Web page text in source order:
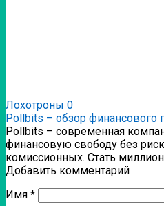
Лохотроны 0
Pollbits – обзор финансового
Pollbits – современная
финансовую свободу без
комиссионных. Стать
Добавить комментарий
Имя *